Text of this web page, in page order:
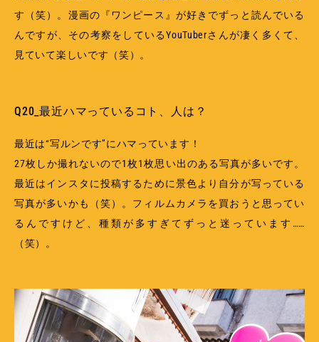
す（笑）。漫画の『ワンピース』が好きでずっと読んでいる
んですが、その考察をしているYouTuberさんが凄く多くて、
見ていて楽しいです（笑）。
Q20_最近ハマっているコト、人は？
最近は“写ルンです”にハマっています！
27枚しか撮れないので1枚1枚思い出のある写真が多いです。
最近はインスタに投稿するために景色より自分が写っている
写真が多いかも（笑）。フィルムカメラを買おうと思ってい
るんですけど、種類が多すぎてずっと迷っています……
（笑）。